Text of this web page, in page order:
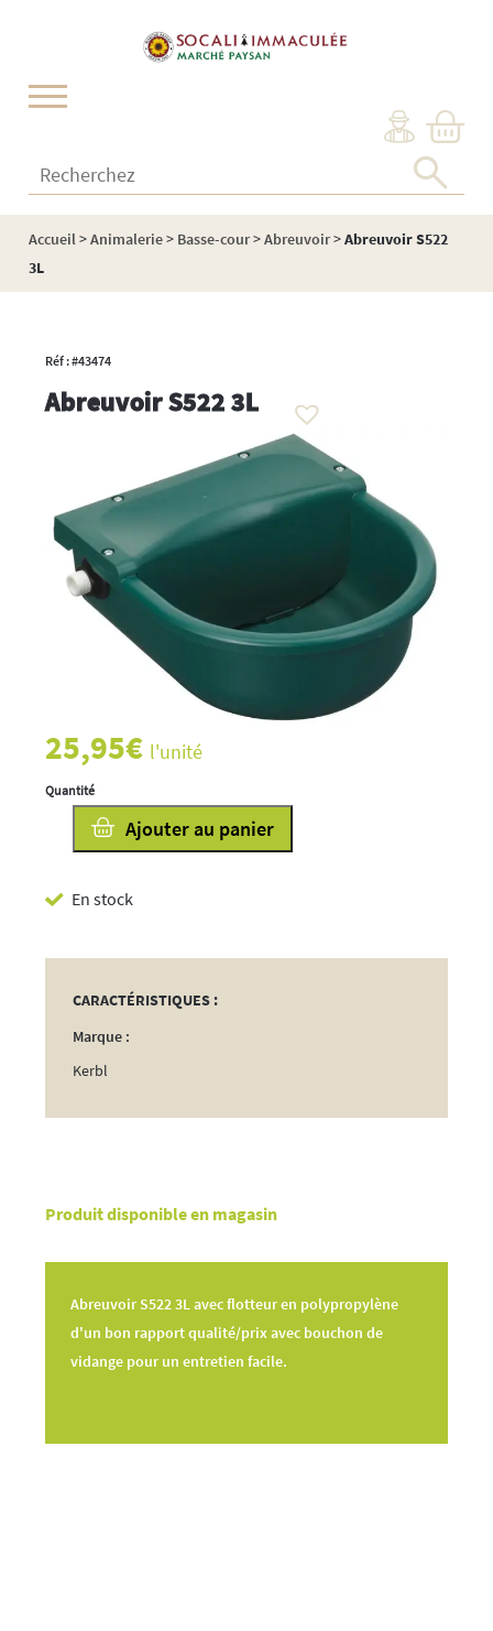
Recherchez :
Accueil>Animalerie> Basse-cour>Abreuvoir>Abreuvoir S522
3L
Produit disponible en magasin
Abreuvoir S522 3L avec flotteur en polypropylène
d'un bon rapport qualité/prix avec bouchon de
vidange pour un entretien facile.
Réf : #43474
Abreuvoir S522 3L
25,95€ l'unité
En stock
quantité
S522
Ajouter au panier
CARACTÉRISTIQUES :
Marque :
Kerbl